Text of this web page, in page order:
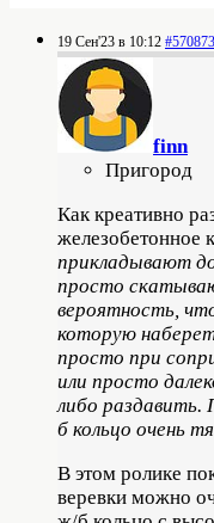
19 Сен'23 в 10:12 #570873
finn
Пригород
Как креативно
железобетонное
прикладывают
просто
вероятность,
которую
просто при
или просто
либо
б кольцо очень
В этом ролике
веревки можно